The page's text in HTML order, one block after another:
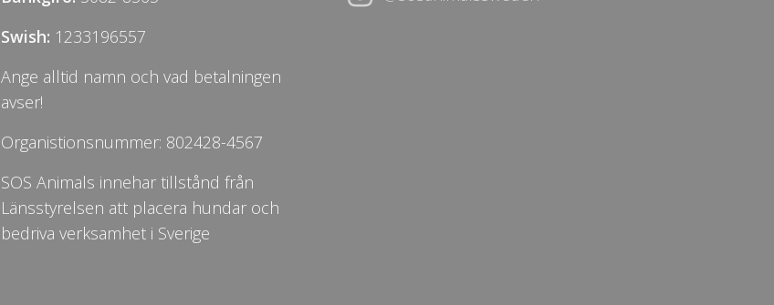
Swish: 1233196557
Ange alltid namn och vad betalningen
avser!
Organistionsnummer: 802428-4567
SOS Animals innehar tillstånd från
Länsstyrelsen att placera hundar och
bedriva verksamhet i Sverige